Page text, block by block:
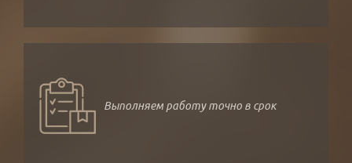
Выполняем работу точно в срок